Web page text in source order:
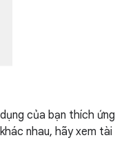
của bạn thích ứng
nhau, hãy xem tài